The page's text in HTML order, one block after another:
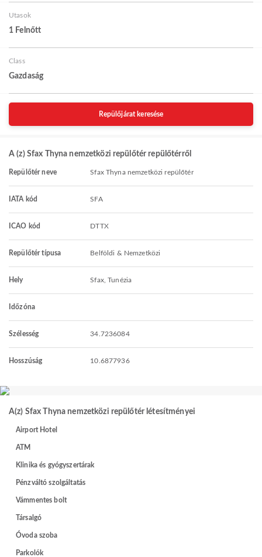
Utasok
1 Felnőtt
Class
Gazdaság
Repülőjárat keresése
A (z) Sfax Thyna nemzetközi repülőtér repülőtérről
Repülőtér neve Sfax Thyna nemzetközi repülőtér
IATA kód SFA
ICAO kód DTTX
Repülőtér típusa Belföldi & Nemzetközi
Hely Sfax, Tunézia
Időzóna
Szélesség 34.7236084
Hosszúság 10.6877936
A(z) Sfax Thyna nemzetközi repülőtér létesítményei
Airport Hotel
ATM
Klinika és gyógyszertárak
Pénzváltó szolgáltatás
Vámmentes bolt
Társalgó
Óvoda szoba
Parkolók